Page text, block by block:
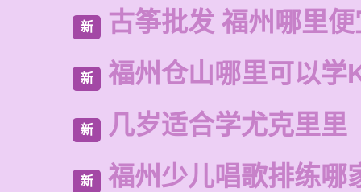
新 古筝批发 福州哪里
新 福州仓山哪里可以学
新 几岁适合学尤克里里
新 福州少儿唱歌排练哪